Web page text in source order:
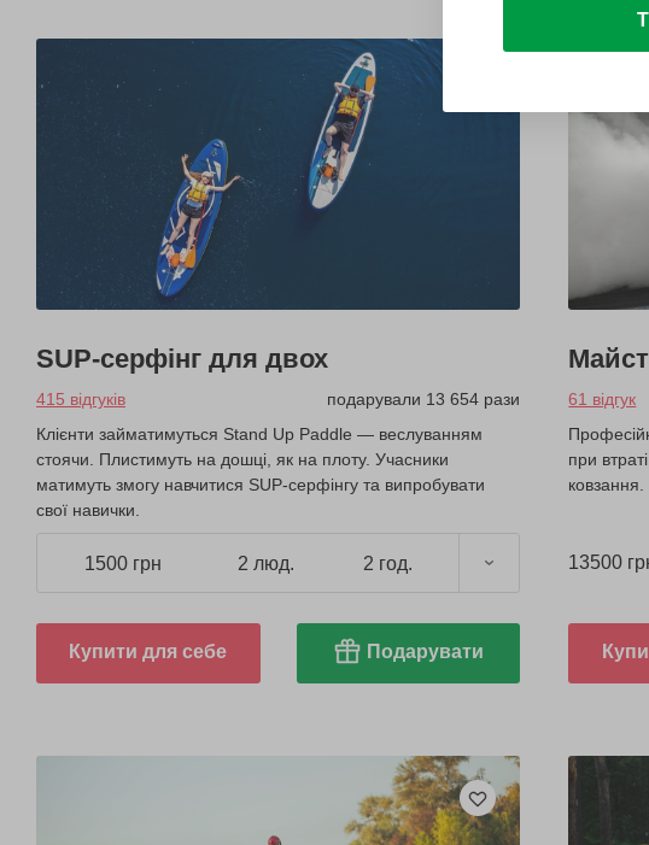
SUP-серфінг для двох
415 відгуків
подарували 13 654 рази
Клієнти займатимуться Stand Up Paddle — веслуванням
стоячи. Плистимуть на дошці, як на плоту. Учасники
матимуть змогу навчитися SUP-серфінгу та випробувати
свої навички.
1500 грн 2 люд. 2 год.
Купити для себе Подарувати
61 відгук
при
ковзання.
13500